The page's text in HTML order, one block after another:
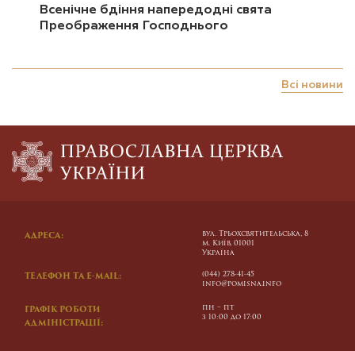
Всенічне бдіння напередодні свята
Преображення Господнього
Всі новини
АДРЕСА:
вул. Трьохсвятительська, 8
м. Київ, 01001
Україна
ТЕЛЕФОН ТА E-MAIL:
(044) 278-41-45
info@pomisna.info
ГРАФІК РОБОТИ
АДМІНІСТРАЦІЇ:
пн – пт
з 10:00 до 17:00